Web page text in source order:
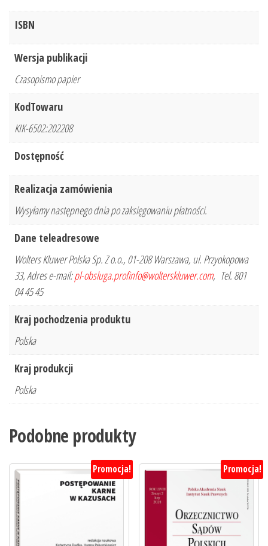
ISBN
Wersja publikacji
Czasopismo papier
KodTowaru
KIK-6502:202208
Dostępność
Realizacja zamówienia
Wysyłamy następnego dnia po zaksięgowaniu płatności.
Dane teleadresowe
Wolters Kluwer Polska Sp. Z o.o., 01-208 Warszawa, ul. Przyokopowa
33, Adres e-mail:pl-obsluga.profinfo@wolterskluwer.com, Tel. 801
04 45 45
Kraj pochodzenia produktu
Polska
Kraj produkcji
Polska
Podobne produkty
Promocja! Promocja!